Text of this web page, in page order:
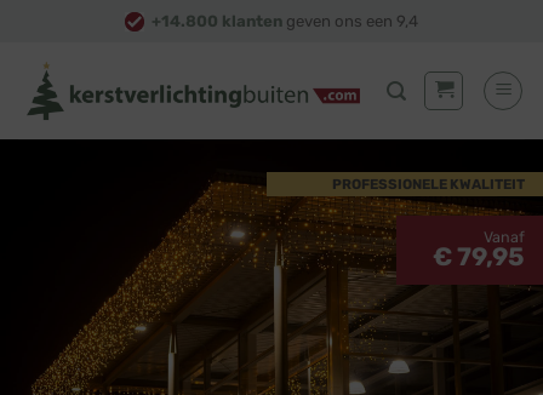
content
+14.800 klanten geven ons een 9,4
PROFESSIONELE KWALITEIT
Vanaf
€ 79,95